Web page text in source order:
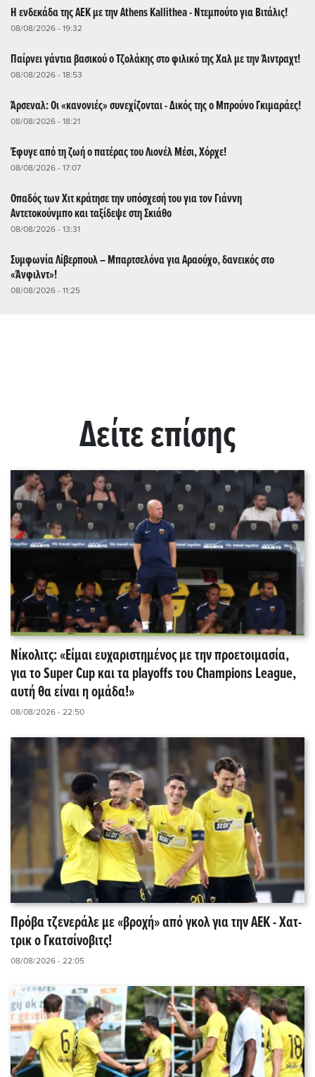
Η ενδεκάδα της ΑΕΚ με την Athens Kallithea - Ντεμπούτο για Βιτάλις!
08/08/2026 - 19:32
Παίρνει γάντια βασικού ο Τζολάκης στο φιλικό της Χαλ με την Άιντραχτ!
08/08/2026 - 18:53
Άρσεναλ: Οι «κανονιές» συνεχίζονται - Δικός της ο Μπρούνο Γκιμαράες!
08/08/2026 - 18:21
Έφυγε από τη ζωή ο πατέρας του Λιονέλ Μέσι, Χόρχε!
08/08/2026 - 17:07
Οπαδός των Χιτ κράτησε την υπόσχεσή του για τον Γιάννη
Αντετοκούνμπο και ταξίδεψε στη Σκιάθο
08/08/2026 - 13:31
Συμφωνία Λίβερπουλ – Μπαρτσελόνα για Αραούχο, δανεικός στο
«Άνφιλντ»!
08/08/2026 - 11:25
Δείτε επίσης
Νίκολιτς: «Είμαι ευχαριστημένος με την προετοιμασία,
για το Super Cup και τα playoffs του Champions League,
αυτή θα είναι η ομάδα!»
08/08/2026 - 22:50
Πρόβα τζενεράλε με «βροχή» από γκολ για την ΑΕΚ - Χατ-
τρικ ο Γκατσίνοβιτς!
08/08/2026 - 22:05